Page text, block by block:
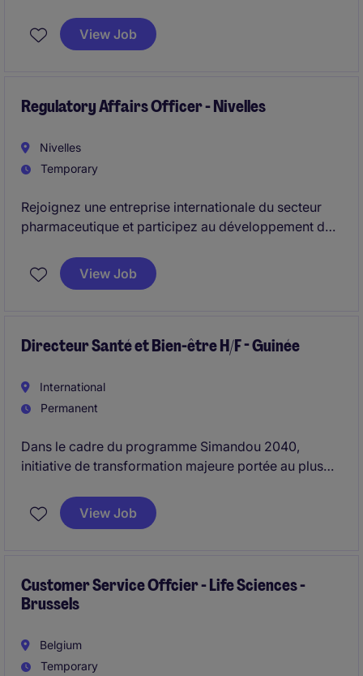
différents marchés internationaux. Vous collaborez
avec de nombreux interlocuteurs internes et externes
View Job
Regulatory Affairs Officer - Nivelles
Nivelles
Temporary
Rejoignez une entreprise internationale du secteur
pharmaceutique et participez au développement de
marchés. Au sein de l'équipe Regulatory Affairs, vous
jouerez un rôle clé dans les stratégies
View Job
Directeur Santé et Bien-être H/F - Guinée
International
Permanent
Dans le cadre du programme Simandou 2040,
initiative de transformation majeure portée au plus
Santé & Bien-être. Ce rôle vise à structurer et piloter
une stratégie nationale ambitieuse permettant de
View Job
Customer Service Offcier - Life Sciences -
Brussels
Belgium
Temporary